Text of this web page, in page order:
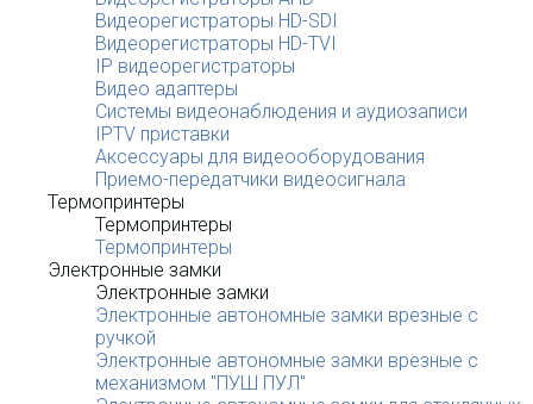
Видеорегистраторы HD-SDI
Видеорегистраторы HD-TVI
IP видеорегистраторы
Видео адаптеры
Системы видеонаблюдения и аудиозаписи
IPTV приставки
Аксессуары для видеооборудования
Приемо-передатчики видеосигнала
Термопринтеры
Термопринтеры
Термопринтеры
Электронные замки
Электронные замки
Электронные автономные замки врезные с
ручкой
Электронные автономные замки врезные с
механизмом "ПУШ ПУЛ"